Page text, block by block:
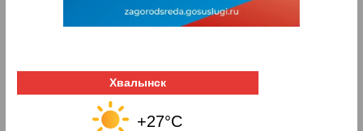
Хвалынск
+27°C